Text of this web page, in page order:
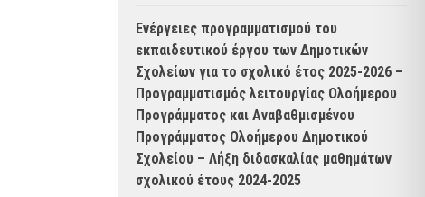
Ενέργειες προγραμματισμού του
εκπαιδευτικού έργου των Δημοτικών
Σχολείων για το σχολικό έτος 2025-2026 –
Προγραμματισμός λειτουργίας Ολοήμερου
Προγράμματος και Αναβαθμισμένου
Προγράμματος Ολοήμερου Δημοτικού
Σχολείου – Λήξη διδασκαλίας μαθημάτων
σχολικού έτους 2024-2025